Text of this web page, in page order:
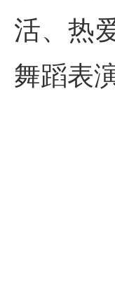
活、热
舞蹈表